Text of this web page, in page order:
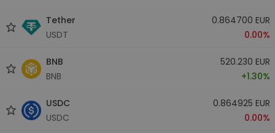
Tether
USDT
0.864700 EUR
0.00%
BNB
BNB
520.230 EUR
+1.30%
USDC
USDC
0.864925 EUR
0.00%